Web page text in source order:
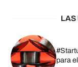
LAS
para